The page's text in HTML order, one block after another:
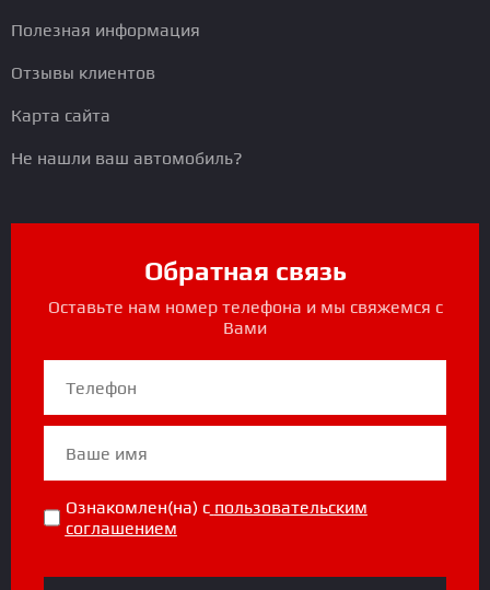
Полезная информация
Отзывы клиентов
Карта сайта
Не нашли ваш автомобиль?
Обратная связь
Оставьте нам номер телефона и мы свяжемся с
Вами
Ознакомлен(на) с пользовательским
соглашением